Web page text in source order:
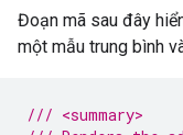
Đoạn mã sau đây
một mẫu trung bình
/// <summary>